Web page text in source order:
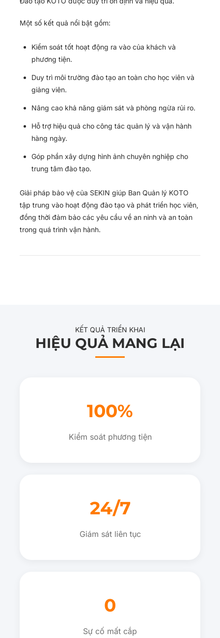
Một số kết quả nổi bật gồm:
Kiểm soát tốt hoạt động ra vào của khách và
phương tiện.
Duy trì môi trường đào tạo an toàn cho học viên và
giảng viên.
Nâng cao khả năng giám sát và phòng ngừa rủi ro.
Hỗ trợ hiệu quả cho công tác quản lý và vận hành
hàng ngày.
Góp phần xây dựng hình ảnh chuyên nghiệp cho
trung tâm đào tạo.
Giải pháp bảo vệ của SEKIN giúp Ban Quản lý KOTO
tập trung vào hoạt động đào tạo và phát triển học viên,
đồng thời đảm bảo các yêu cầu về an ninh và an toàn
trong quá trình vận hành.
KẾT QUẢ TRIỂN KHAI
HIỆU QUẢ MANG LẠI
100%
Kiểm soát phương tiện
24/7
Giám sát liên tục
0
Sự cố mất cắp